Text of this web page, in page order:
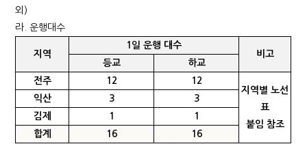
외)
라. 운행대수
지역
1 일 운행 대수
비고
등교
하교
전주
12
12
지역별 노선
표
붙임 참조
익산 3
3
김제
1
1
합계
16
16